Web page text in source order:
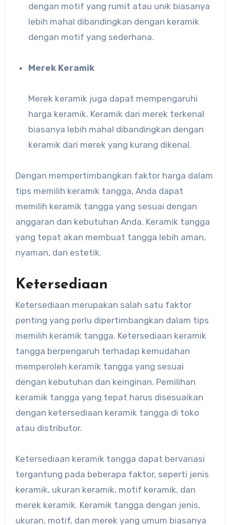
dengan motif yang rumit atau unik biasanya
lebih mahal dibandingkan dengan keramik
dengan motif yang sederhana.
Merek Keramik
Merek keramik juga dapat mempengaruhi
harga keramik. Keramik dari merek terkenal
biasanya lebih mahal dibandingkan dengan
keramik dari merek yang kurang dikenal.
Dengan mempertimbangkan faktor harga dalam
tips memilih keramik tangga, Anda dapat
memilih keramik tangga yang sesuai dengan
anggaran dan kebutuhan Anda. Keramik tangga
yang tepat akan membuat tangga lebih aman,
nyaman, dan estetik.
Ketersediaan
Ketersediaan merupakan salah satu faktor
penting yang perlu dipertimbangkan dalam tips
memilih keramik tangga. Ketersediaan keramik
tangga berpengaruh terhadap kemudahan
memperoleh keramik tangga yang sesuai
dengan kebutuhan dan keinginan. Pemilihan
keramik tangga yang tepat harus disesuaikan
dengan ketersediaan keramik tangga di toko
atau distributor.
Ketersediaan keramik tangga dapat bervariasi
tergantung pada beberapa faktor, seperti jenis
keramik, ukuran keramik, motif keramik, dan
merek keramik. Keramik tangga dengan jenis,
ukuran, motif, dan merek yang umum biasanya